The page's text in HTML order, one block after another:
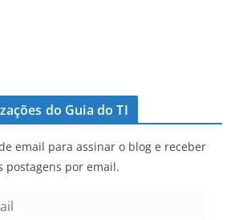
do Guia do TI
email para assinar o blog e receber
postagens por email.